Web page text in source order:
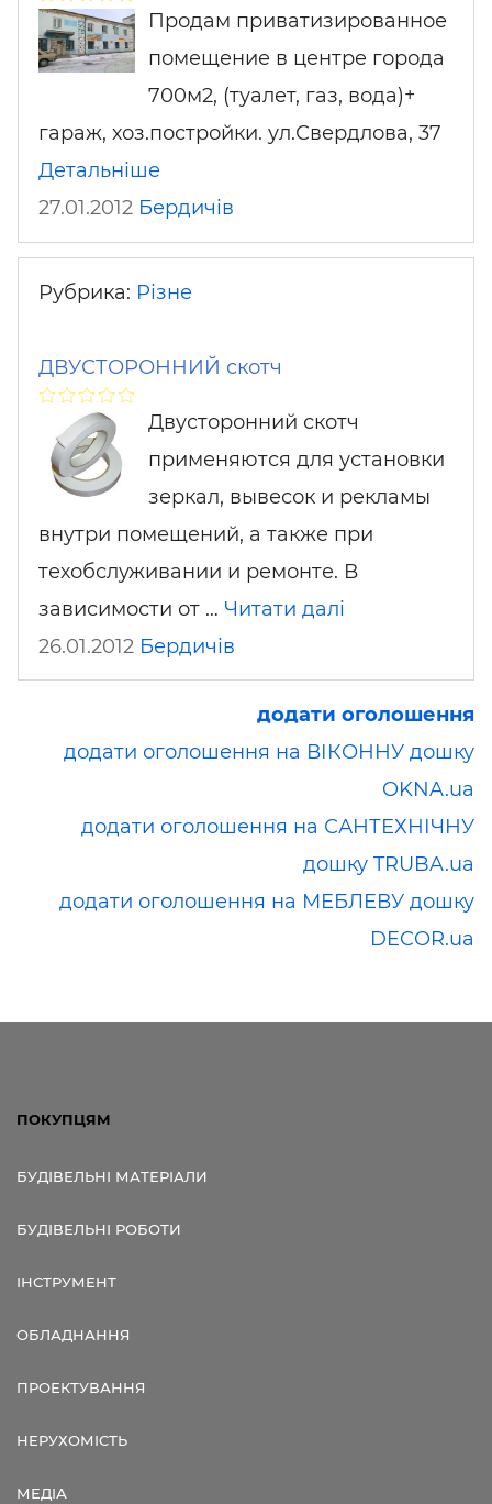
Продам приватизированное
помещение в центре города
700м2, (туалет, газ, вода)+
гараж, хоз.постройки. ул.Свердлова, 37
Детальніше
27.01.2012 Бердичів
Рубрика: Різне
ДВУСТОРОННИЙ скотч
Двусторонний скотч
применяются для установки
зеркал, вывесок и рекламы
внутри помещений, а также при
техобслуживании и ремонте. В
зависимости от … Читати далі
26.01.2012 Бердичів
додати оголошення
додати оголошення на ВІКОННУ дошку
OKNA.ua
додати оголошення на САНТЕХНІЧНУ
дошку TRUBA.ua
додати оголошення на МЕБЛЕВУ дошку
DECOR.ua
ПОКУПЦЯМ
БУДІВЕЛЬНІ МАТЕРІАЛИ
БУДІВЕЛЬНІ РОБОТИ
ІНСТРУМЕНТ
ОБЛАДНАННЯ
ПРОЕКТУВАННЯ
НЕРУХОМІСТЬ
МЕДІА